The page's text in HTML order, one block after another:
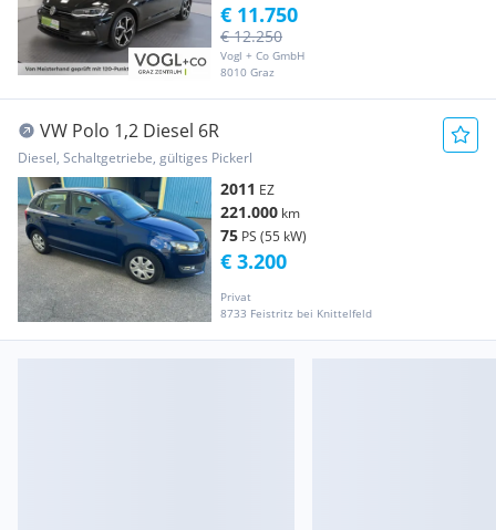
Vogl + Co GmbH
8010 Graz
€ 12.250
€ 11.750
VW Polo 1,2 Diesel 6R
Diesel, Schaltgetriebe, gültiges Pickerl
2011 EZ
221.000 km
75 PS (55 kW)
Privat
8733 Feistritz bei Knittelfeld
€ 3.200